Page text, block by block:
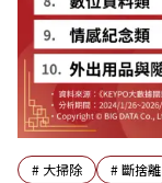
# 大掃除 #斷捨離